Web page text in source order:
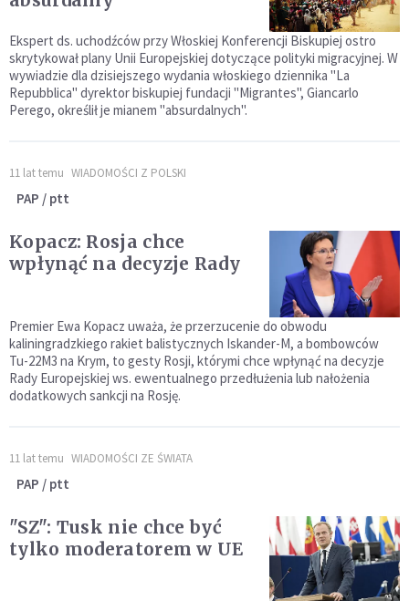
Ekspert ds. uchodźców przy Włoskiej Konferencji Biskupiej ostro
skrytykował plany Unii Europejskiej dotyczące polityki migracyjnej. W
wywiadzie dla dzisiejszego wydania włoskiego dziennika "La
Repubblica" dyrektor biskupiej fundacji "Migrantes", Giancarlo
Perego, określił je mianem "absurdalnych".
11 lat temu WIADOMOŚCI Z POLSKI
PAP / ptt
Kopacz: Rosja chce
wpłynąć na decyzje Rady
Premier Ewa Kopacz uważa, że przerzucenie do obwodu
kaliningradzkiego rakiet balistycznych Iskander-M, a bombowców
Tu-22M3 na Krym, to gesty Rosji, którymi chce wpłynąć na decyzje
Rady Europejskiej ws. ewentualnego przedłużenia lub nałożenia
dodatkowych sankcji na Rosję.
11 lat temu WIADOMOŚCI ZE ŚWIATA
PAP / ptt
"SZ": Tusk nie chce być
tylko moderatorem w UE